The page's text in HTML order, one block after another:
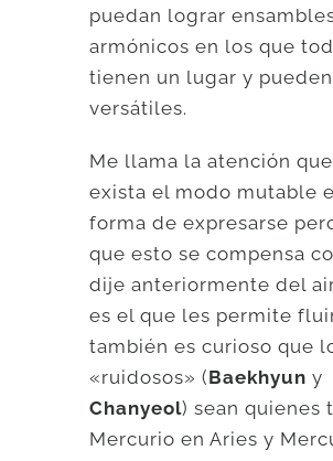
puedan lograr
armónicos en los que
tienen un lugar y
versátiles.
Me llama la atención
exista el modo mutable
forma de expresarse
que esto se compensa
dije anteriormente del
es el que les permite
también es curioso que
«ruidosos» (Baekhyun y
Chanyeol) sean quienes
Mercurio en Aries y